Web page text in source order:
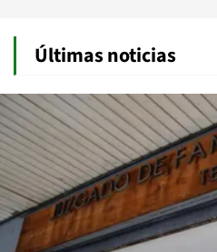
Últimas noticias